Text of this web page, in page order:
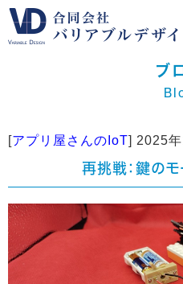
ブ
[アプリ屋さんのIoT] 2025
再挑戦：鍵の